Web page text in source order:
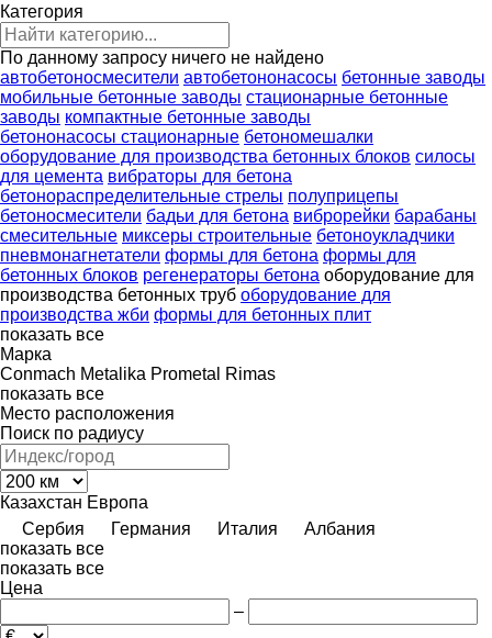
Категория
По данному запросу ничего не найдено
автобетоносмесители автобетононасосы бетонные заводы
мобильные бетонные заводы стационарные бетонные
заводы компактные бетонные заводы
бетононасосы стационарные бетономешалки
оборудование для производства бетонных блоков силосы
для цемента вибраторы для бетона
бетонораспределительные стрелы полуприцепы
бетоносмесители бадьи для бетона виброрейки барабаны
смесительные миксеры строительные бетоноукладчики
пневмонагнетатели формы для бетона формы для
бетонных блоков регенераторы бетона оборудование для
производства бетонных труб оборудование для
производства жби формы для бетонных плит
показать все
Марка
Conmach Metalika Prometal
Rimas
показать все
Место расположения
Поиск по радиусу
Казахстан Европа
Сербия
Германия Италия
Албания
показать все
показать все
Цена
–